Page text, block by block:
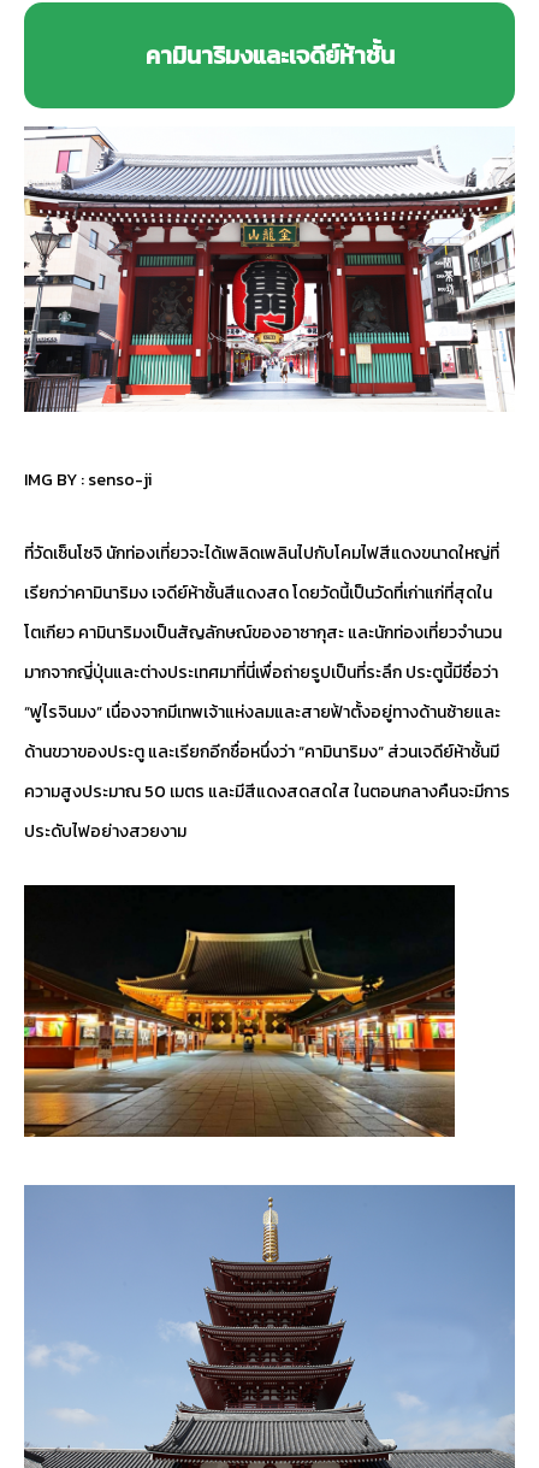
คามินาริมงและเจดีย์ห้าชั้น
IMG BY :senso-ji
ที่วัดเซ็นโซจิ นักท่องเที่ยวจะได้เพลิดเพลินไปกับโคมไฟสีแดงขนาดใหญ่ที่
เรียกว่าคามินาริมง เจดีย์ห้าชั้นสีแดงสด โดยวัดนี้เป็นวัดที่เก่าแก่ที่สุดใน
โตเกียว คามินาริมงเป็นสัญลักษณ์ของอาซากุสะ และนักท่องเที่ยวจำนวน
มากจากญี่ปุ่นและต่างประเทศมาที่นี่เพื่อถ่ายรูปเป็นที่ระลึก ประตูนี้มีชื่อว่า
“ฟูไรจินมง” เนื่องจากมีเทพเจ้าแห่งลมและสายฟ้าตั้งอยู่ทางด้านซ้ายและ
ด้านขวาของประตู และเรียกอีกชื่อหนึ่งว่า “คามินาริมง” ส่วนเจดีย์ห้าชั้นมี
ความสูงประมาณ 50 เมตร และมีสีแดงสดสดใส ในตอนกลางคืนจะมีการ
ประดับไฟอย่างสวยงาม